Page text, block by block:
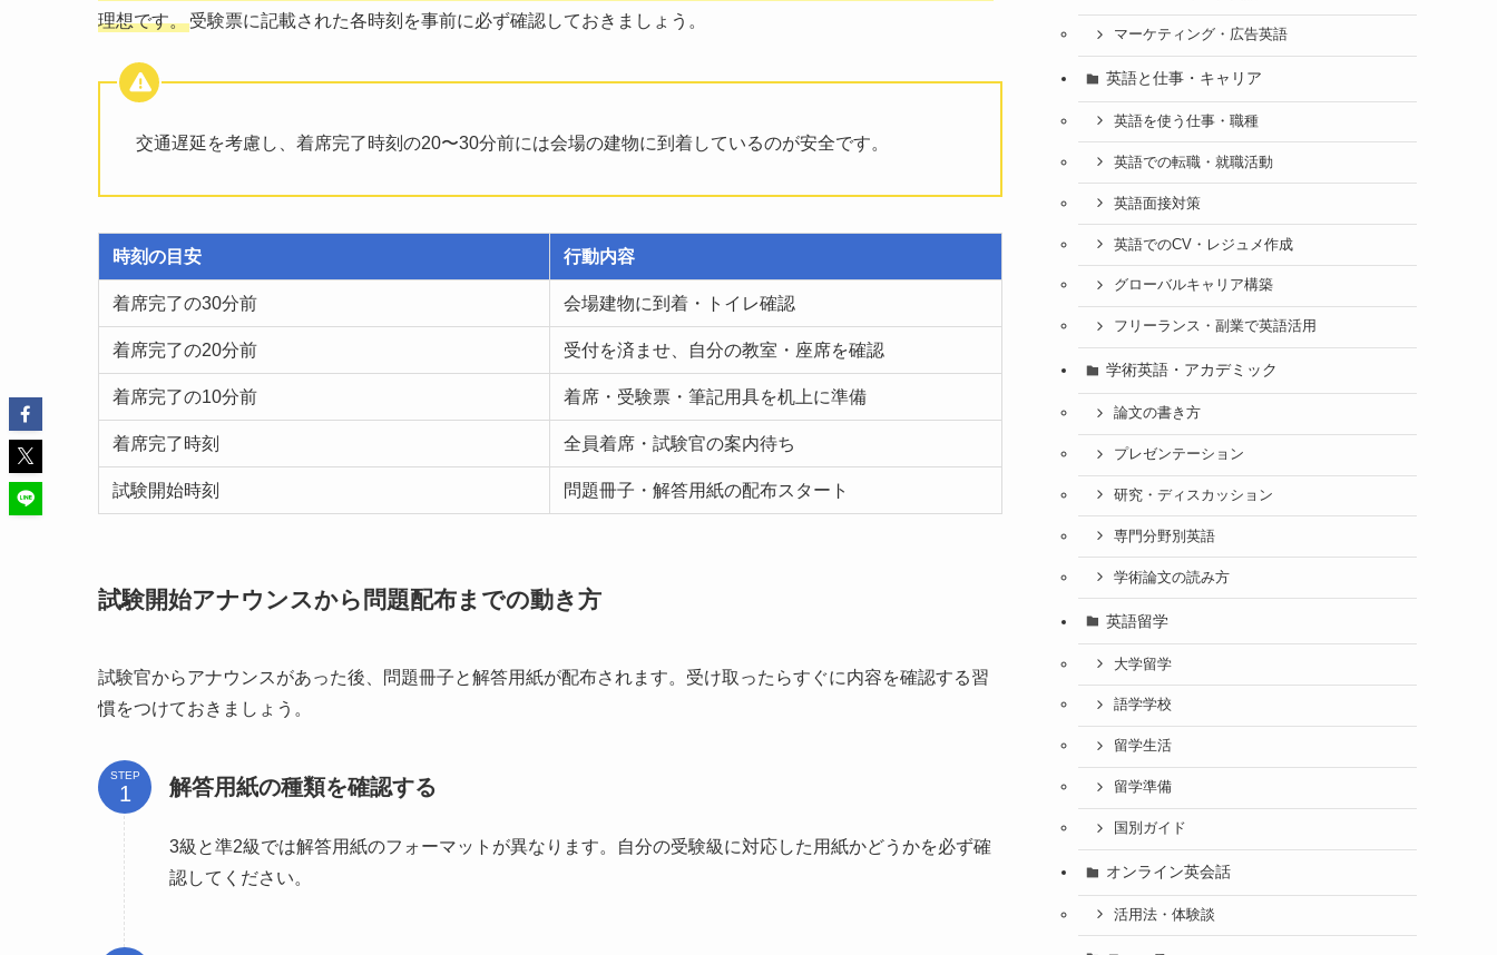
理想です。受験票に記載された各時刻を事前に必ず確認しておきましょう。
交通遅延を考慮し、着席完了時刻の20〜30分前には会場の建物に到着しているのが安全です。
時刻の目安 行動内容
着席完了の30分前 会場建物に到着・トイレ確認
着席完了の20分前 受付を済ませ、自分の教室・座席を確認
着席完了の10分前 着席・受験票・筆記用具を机上に準備
着席完了時刻 全員着席・試験官の案内待ち
試験開始時刻 問題冊子・解答用紙の配布スタート
試験開始アナウンスから問題配布までの動き方
試験官からアナウンスがあった後、問題冊子と解答用紙が配布されます。受け取ったらすぐに内容を確認する習
慣をつけておきましょう。
STEP 解答用紙の種類を確認する
3級と準2級では解答用紙のフォーマットが異なります。自分の受験級に対応した用紙かどうかを必ず確
認してください。
マーケティング・広告英語
英語と仕事・キャリア
英語を使う仕事・職種
英語での転職・就職活動
英語面接対策
英語でのCV・レジュメ作成
グローバルキャリア構築
フリーランス・副業で英語活用
学術英語・アカデミック
論文の書き方
プレゼンテーション
研究・ディスカッション
専門分野別英語
学術論文の読み方
英語留学
大学留学
語学学校
留学生活
留学準備
国別ガイド
オンライン英会話
活用法・体験談